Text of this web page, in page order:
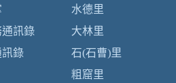
訊錄
錄
水德里
大林里
石(石曹)里
粗窟里